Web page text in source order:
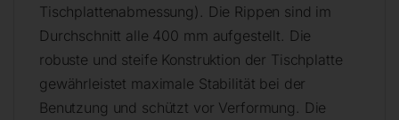
Tischplattenabmessung). Die Rippen sind im
Durchschnitt alle 400 mm aufgestellt. Die
robuste und steife Konstruktion der Tischplatte
gewährleistet maximale Stabilität bei der
Benutzung und schützt vor Verformung. Die